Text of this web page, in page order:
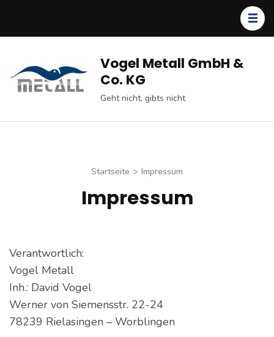
drücken)
Vogel Metall GmbH &
Co. KG
Geht nicht, gibts nicht
Startseite > Impressum
Impressum
Verantwortlich:
Vogel Metall
Inh.: David Vogel
Werner von Siemensstr. 22-24
78239 Rielasingen – Worblingen